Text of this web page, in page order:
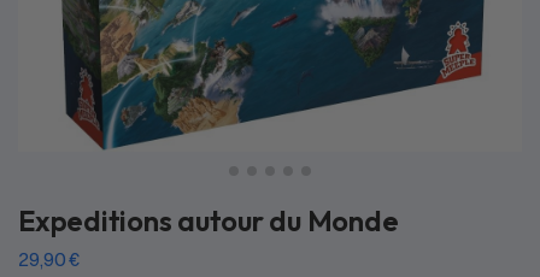
Expeditions autour du Monde
29,90€